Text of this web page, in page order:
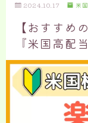
2024.10.17 米
【おすすめ
『米国高配